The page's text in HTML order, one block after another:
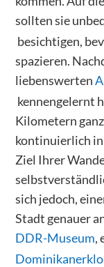
sollten sie
besichtigen,
spazieren.
liebenswerten
kennengelernt
Kilometern
kontinuierlich
Ziel Ihrer
sich jedoch,
Stadt genauer
DDR-Museum,